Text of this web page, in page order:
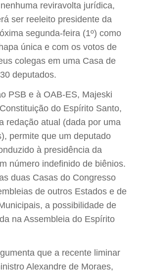
reviravolta jurídica,
ser reeleito presidente da
segunda-feira (1º) como
única e com os votos de
colegas em uma Casa de
deputados.
PSB e à OAB-ES, Majeski
do Espírito Santo,
redação atual (dada por uma
permite que um deputado
à presidência da
número indefinido de biênios.
duas Casas do Congresso
de outros Estados e de
a possibilidade de
na Assembleia do Espírito
que a recente liminar
Alexandre de Moraes,